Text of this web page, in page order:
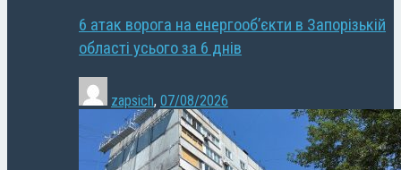
6 атак ворога на енергооб’єкти в Запорізькій
області усього за 6 днів
zapsich, 07/08/2026